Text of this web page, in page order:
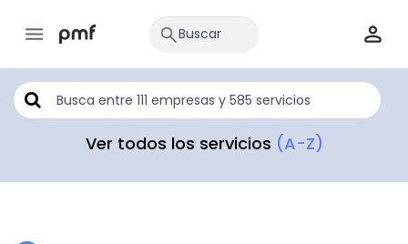
Ver todos los servicios (A-Z)